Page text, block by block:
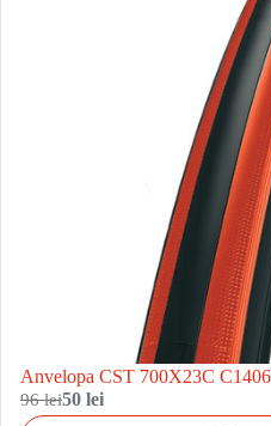
Anvelopa CST 700X23C
96 lei50 lei